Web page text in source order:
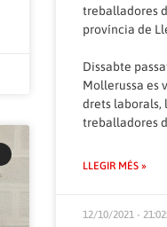
treballadores
província de
Dissabte
Mollerussa es
drets laborals,
treballadores
LLEGIR MÉS »
12/10/2021 -